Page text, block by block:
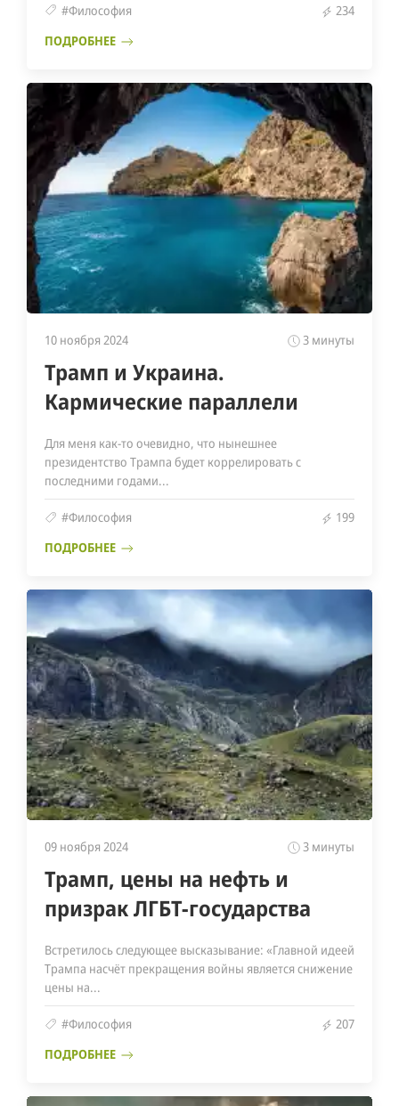
#Философия
234
ПОДРОБНЕЕ
10 ноября 2024 3 минуты
Трамп и Украина.
Кармические параллели
Для меня как-то очевидно, что нынешнее
президентство Трампа будет коррелировать с
последними годами...
#Философия
199
ПОДРОБНЕЕ
09 ноября 2024 3 минуты
Трамп, цены на нефть и
призрак ЛГБТ-государства
Встретилось следующее высказывание: «Главной идеей
Трампа насчёт прекращения войны является снижение
цены на...
#Философия
207
ПОДРОБНЕЕ